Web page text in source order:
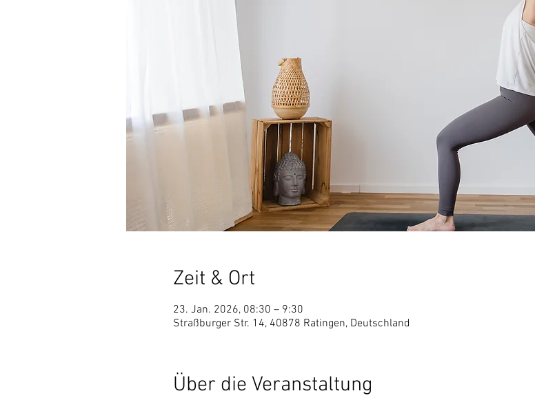
Zeit & Ort
23. Jan. 2026, 08:30 – 9:30
Straßburger Str. 14, 40878 Ratingen, Deutschland
Über die Veranstaltung